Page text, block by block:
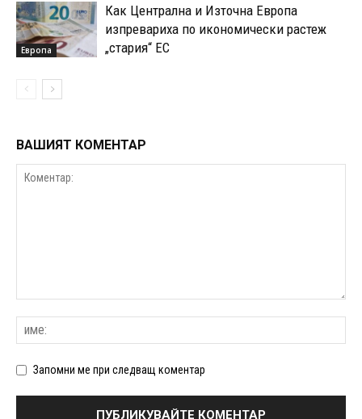
Европа
Как Централна и Източна Европа
изпревариха по икономически растеж
„стария“ ЕС
ВАШИЯТ КОМЕНТАР
Запомни ме при следващ коментар